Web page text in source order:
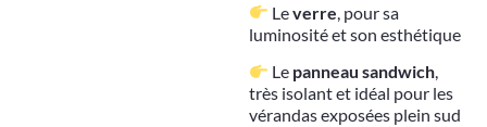
Leverre, pour sa
luminosité et son esthétique
Le panneau sandwich,
très isolant et idéal pour les
vérandas exposées plein sud